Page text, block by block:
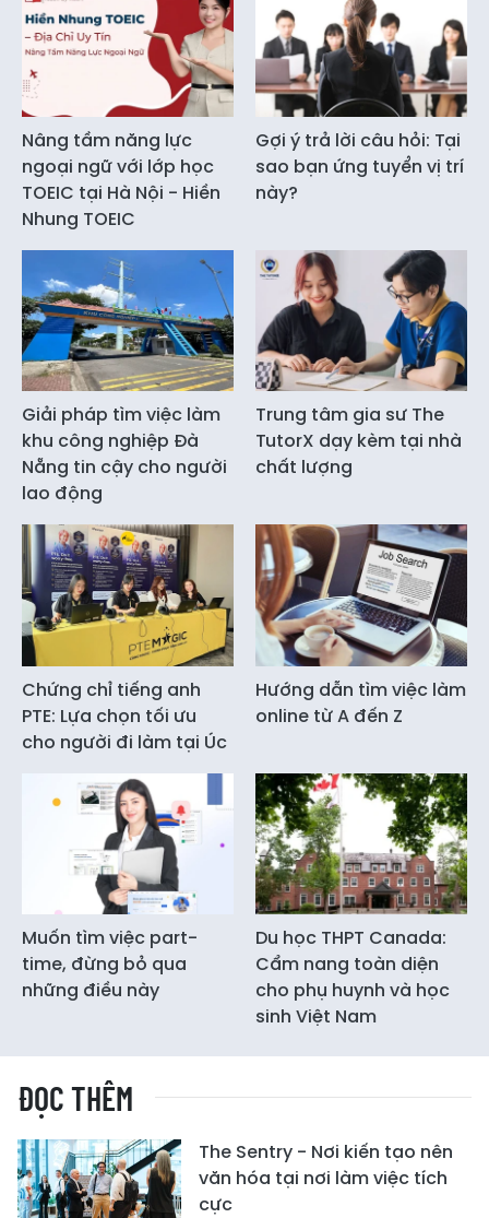
Nâng tầm năng lực
ngoại ngữ với lớp học
TOEIC tại Hà Nội - Hiền
Nhung TOEIC
Gợi ý trả lời câu hỏi: Tại
sao bạn ứng tuyển vị trí
này?
Giải pháp tìm việc làm
khu công nghiệp Đà
Nẵng tin cậy cho người
lao động
Trung tâm gia sư The
TutorX dạy kèm tại nhà
chất lượng
Chứng chỉ tiếng anh
PTE: Lựa chọn tối ưu
cho người đi làm tại Úc
Hướng dẫn tìm việc làm
online từ A đến Z
Muốn tìm việc part-
time, đừng bỏ qua
những điều này
Du học THPT Canada:
Cẩm nang toàn diện
cho phụ huynh và học
sinh Việt Nam
ĐỌC THÊM
The Sentry - Nơi kiến tạo nên
văn hóa tại nơi làm việc tích
cực